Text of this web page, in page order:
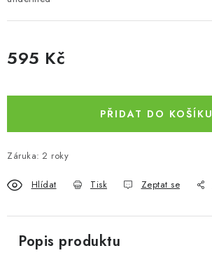
595 Kč
PŘIDAT DO KOŠÍKU
Záruka: 2 roky
Tisk Zeptat se
Hlídat
Popis produktu